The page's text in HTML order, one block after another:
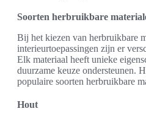
Soorten herbruikbare
Bij het kiezen van herbruikbare
interieurtoepassingen zijn er
Elk materiaal heeft unieke
duurzame keuze ondersteunen.
populaire soorten herbruikbare
Hout